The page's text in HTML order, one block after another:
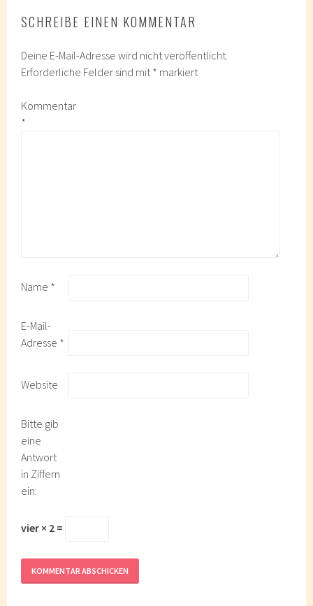
SCHREIBE EINEN KOMMENTAR
Deine E-Mail-Adresse wird nicht veröffentlicht.
Erforderliche Felder sind mit* markiert
Kommentar
*
Name *
E-Mail-
Adresse *
Website
Bitte gib
eine
Antwort
in Ziffern
ein:
vier × 2 =